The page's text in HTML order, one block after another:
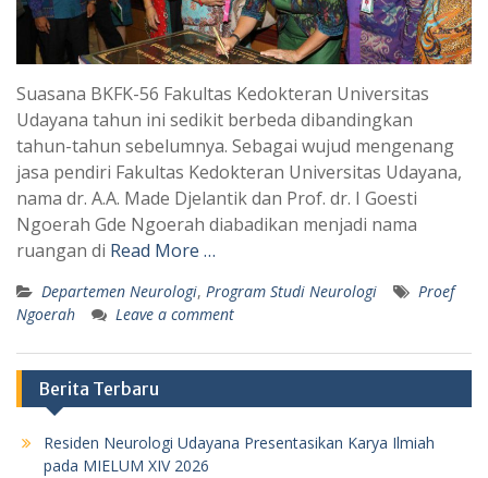
Suasana BKFK-56 Fakultas Kedokteran Universitas
Udayana tahun ini sedikit berbeda dibandingkan
tahun-tahun sebelumnya. Sebagai wujud mengenang
jasa pendiri Fakultas Kedokteran Universitas Udayana,
nama dr. A.A. Made Djelantik dan Prof. dr. I Goesti
Ngoerah Gde Ngoerah diabadikan menjadi nama
ruangan di Read More …
Departemen Neurologi, Program Studi Neurologi
Proef
Ngoerah
Leave a comment
Berita Terbaru
Residen Neurologi Udayana Presentasikan Karya Ilmiah
pada MIELUM XIV 2026